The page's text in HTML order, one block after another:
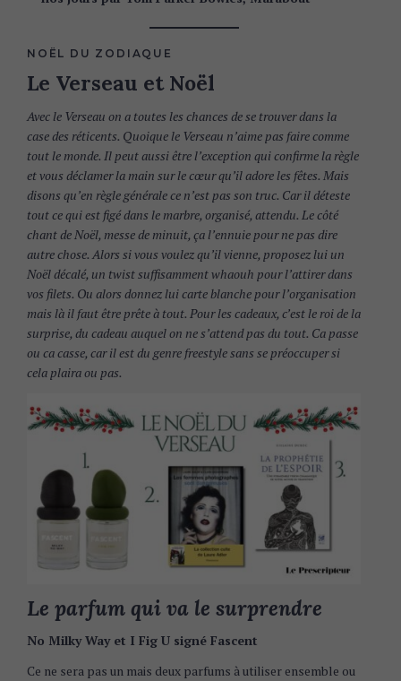
NOËL DU ZODIAQUE
Le Verseau et Noël
Avec le Verseau on a toutes les chances de se trouver dans la
case des réticents. Quoique le Verseau n’aime pas faire comme
tout le monde. Il peut aussi être l’exception qui confirme la règle
et vous déclamer la main sur le cœur qu’il adore les fêtes. Mais
disons qu’en règle générale ce n’est pas son truc. Car il déteste
tout ce qui est figé dans le marbre, organisé, attendu. Le côté
chant de Noël, messe de minuit, ça l’ennuie pour ne pas dire
autre chose. Alors si vous voulez qu’il vienne, proposez lui un
Noël décalé, un twist suffisamment whaouh pour l’attirer dans
vos filets. Ou alors donnez lui carte blanche pour l’organisation
mais là il faut être prête à tout. Pour les cadeaux, c’est le roi de la
surprise, du cadeau auquel on ne s’attend pas du tout. Ca passe
ou ca casse, car il est du genre freestyle sans se préoccuper si
cela plaira ou pas.
Le parfum qui va le surprendre
No Milky Way et I Fig U signé Fascent
Ce ne sera pas un mais deux parfums à utiliser ensemble ou
h
o